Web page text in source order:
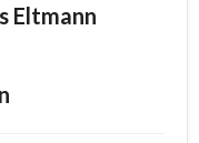
Eltmann